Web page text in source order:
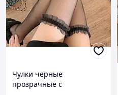
Чулки черные
прозрачные с